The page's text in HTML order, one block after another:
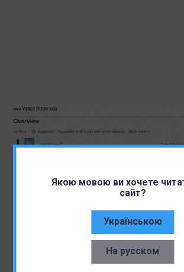
Якою мовою ви хочете
сайт?
Українською
На русском